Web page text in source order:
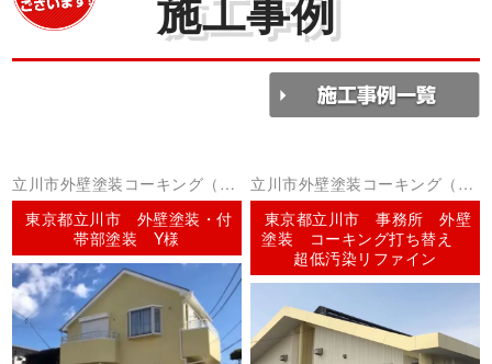
施工事例
立川市外壁塗装コーキング（シ
ーリング）
東京都立川市 外壁塗装・付
帯部塗装 Y様
立川市外壁塗装コーキング（シ
ーリング）
東京都立川市 事務所 外壁
塗装 コーキング打ち替え
超低汚染リファイン